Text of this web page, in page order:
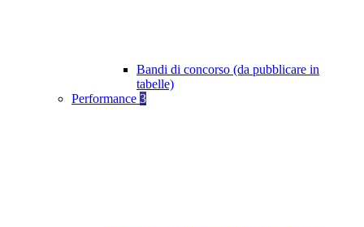
Bandi di concorso (da pubblicare in
tabelle)
Performance 3